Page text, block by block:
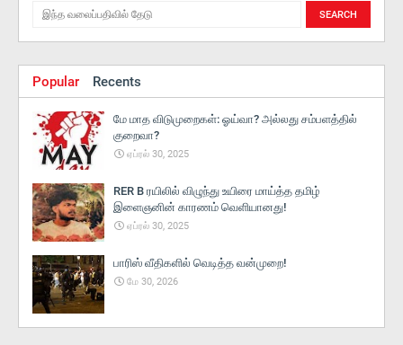
Popular Recents
மே மாத விடுமுறைகள்: ஓய்வா? அல்லது சம்பளத்தில்
குறைவா?
ஏப்ரல் 30, 2025
RER B ரயிலில் விழுந்து உயிரை மாய்த்த தமிழ்
இளைஞனின் காரணம் வெளியானது!
ஏப்ரல் 30, 2025
பாரிஸ் வீதிகளில் வெடித்த வன்முறை!
மே 30, 2026